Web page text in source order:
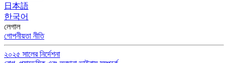
日本語
한국어
লেগাল
গোপনীয়তা নীতি
২০২৫ সালের নির্দেশনা